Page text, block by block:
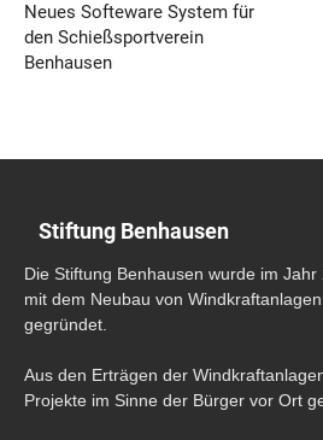
Neues Softeware System für
den Schießsportverein
Benhausen
Stiftung Benhausen
Die Stiftung Benhausen wurde im
mit dem Neubau von
gegründet.
Aus den Erträgen der
Projekte im Sinne der Bürger vor Ort